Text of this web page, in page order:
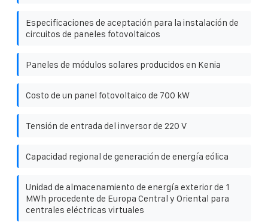
Especificaciones de aceptación para la instalación de
circuitos de paneles fotovoltaicos
Paneles de módulos solares producidos en Kenia
Costo de un panel fotovoltaico de 700 kW
Tensión de entrada del inversor de 220 V
Capacidad regional de generación de energía eólica
Unidad de almacenamiento de energía exterior de 1
MWh procedente de Europa Central y Oriental para
centrales eléctricas virtuales